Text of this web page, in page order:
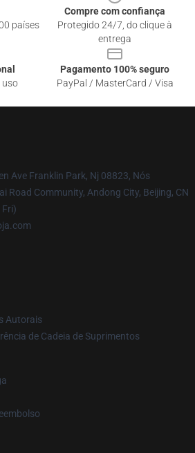
países
Compre com confiança
Protegido 24/7, do clique à
entrega
uso
Pagamento 100% seguro
PayPal / MasterCard / Visa
Ave Franklin Park, Nj 08823, Nós
Road Community, Andong City, Beijing, CN
Autorais
de Cadeia de Suprimentos